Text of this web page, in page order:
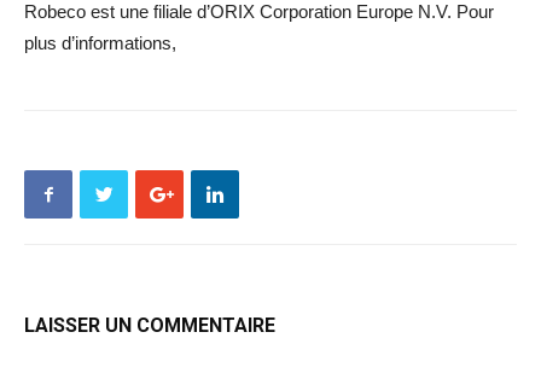
Robeco est une filiale d’ORIX Corporation Europe N.V. Pour
plus d’informations,
LAISSER UN COMMENTAIRE